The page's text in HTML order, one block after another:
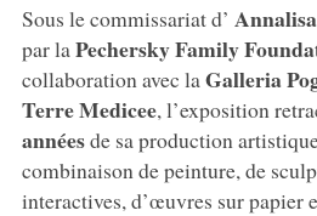
Sous le commissariat d’
par la Pechersky Family
collaboration avec la Galleria
Terre Medicee, l’exposition
annéesde sa production
combinaison de peinture, de
interactives, d’œuvres sur papier